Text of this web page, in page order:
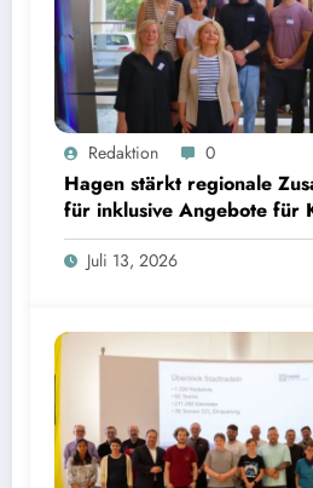
Redaktion 0
Hagen stärkt regionale
für inklusive Angebote für
Jugendliche
Juli 13, 2026